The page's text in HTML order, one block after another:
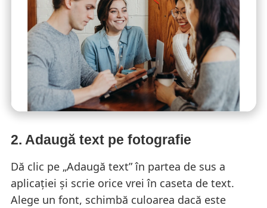
2. Adaugă text pe fotografie
Dă clic pe „Adaugă text” în partea de sus a
aplicației și scrie orice vrei în caseta de text.
Alege un font, schimbă culoarea dacă este